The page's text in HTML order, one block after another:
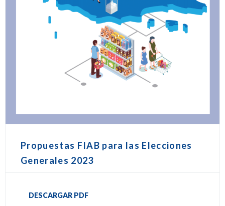
Propuestas FIAB para las Elecciones
Generales 2023
DESCARGAR PDF